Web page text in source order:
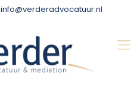
info@verderadvocatuur.nl